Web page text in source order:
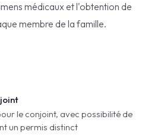
médicaux et l'obtention de
membre de la famille.
le conjoint, avec possibilité de
un permis distinct